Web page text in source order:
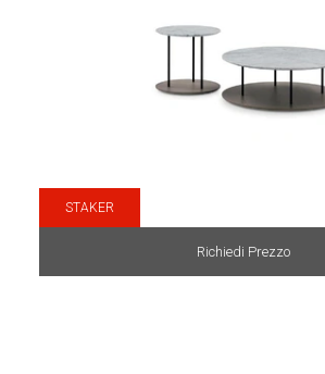
STAKER
Richiedi Prezzo